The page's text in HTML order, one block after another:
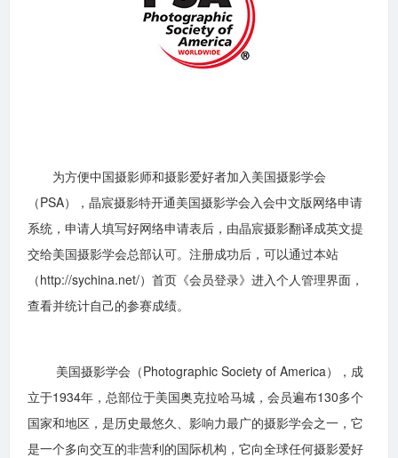
为方便中国摄影师和摄影爱好者加入美国摄影学会
（PSA），晶宸摄影特开通美国摄影学会入会中文版网络申请
系统，申请人填写好网络申请表后，由晶宸摄影翻译成英文提
交给美国摄影学会总部认可。注册成功后，可以通过本站
（http://sychina.net/）首页《会员登录》进入个人管理界面，
查看并统计自己的参赛成绩。
美国摄影学会（Photographic Society of America），成
立于1934年，总部位于美国奥克拉哈马城，会员遍布130多个
国家和地区，是历史最悠久、影响力最广的摄影学会之一，它
是一个多向交互的非营利的国际机构，它向全球任何摄影爱好